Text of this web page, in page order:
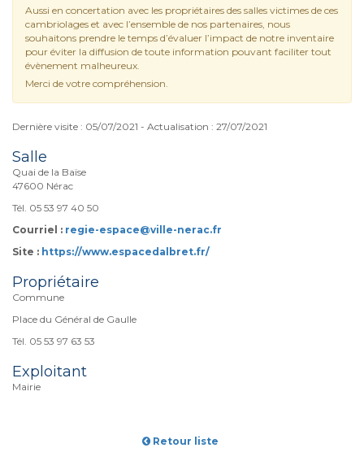
Aussi en concertation avec les propriétaires des salles victimes de ces
cambriolages et avec l’ensemble de nos partenaires, nous
souhaitons prendre le temps d’évaluer l’impact de notre inventaire
pour éviter la diffusion de toute information pouvant faciliter tout
évènement malheureux.
Merci de votre compréhension.
Dernière visite : 05/07/2021 - Actualisation : 27/07/2021
Salle
Quai de la Baïse
47600 Nérac
Tél. 05 53 97 40 50
Courriel : regie-espace@ville-nerac.fr
Site : https://www.espacedalbret.fr/
Propriétaire
Commune
Place du Général de Gaulle
Tél. 05 53 97 63 53
Exploitant
Mairie
Retour liste